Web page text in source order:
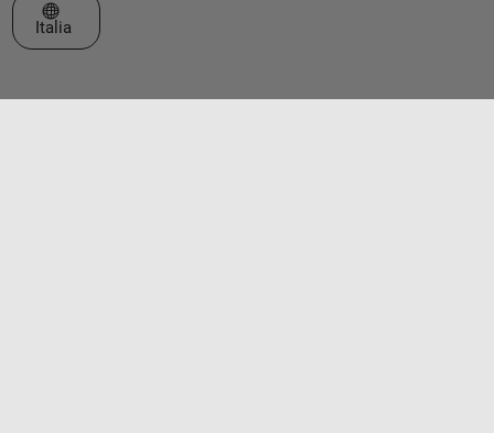
Seleziona un sito web
Italia